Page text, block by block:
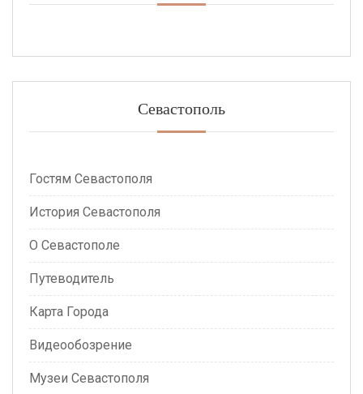
Севастополь
Гостям Севастополя
История Севастополя
О Севастополе
Путеводитель
Карта Города
Видеообозрение
Музеи Севастополя